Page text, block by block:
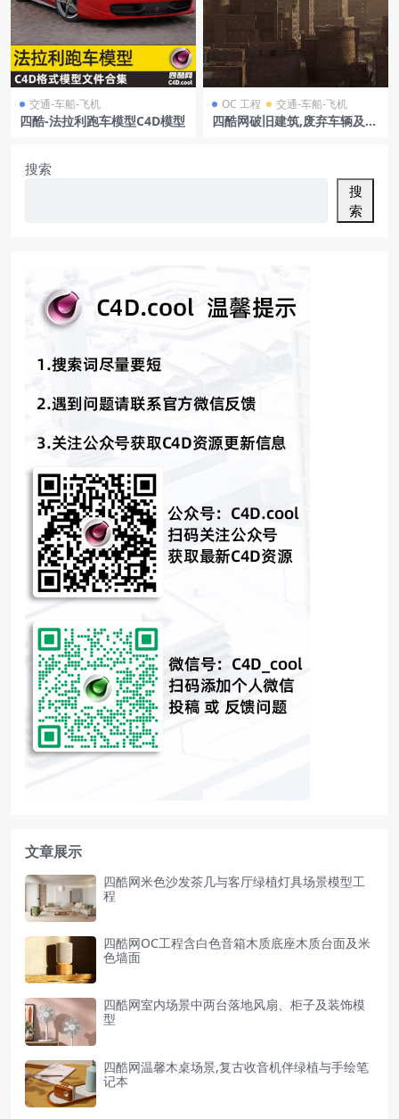
交通-车船-飞机
四酷-法拉利跑车模型C4D模型
OC 工程 交通-车船-飞机
四酷网破旧建筑,废弃车辆及荒
搜索
搜
索
文章展示
四酷网米色沙发茶几与客厅绿植灯具场景模型工
程
四酷网OC工程含白色音箱木质底座木质台面及米
色墙面
四酷网室内场景中两台落地风扇、柜子及装饰模
型
四酷网温馨木桌场景,复古收音机伴绿植与手绘笔
记本